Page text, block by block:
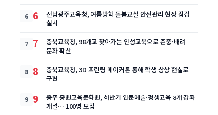
6
전남광주교육청, 여름방학 돌봄교실 안전관리 현장 점검
실시
7
충북교육청, 98개교 찾아가는 인성교육으로 존중·배려
문화 확산
8
충북교육청, 3D 프린팅 메이커톤 통해 학생 상상 현실로
구현
9
충주 중원교육문화원, 하반기 인문예술·평생교육 8개 강좌
개설… 100명 모집